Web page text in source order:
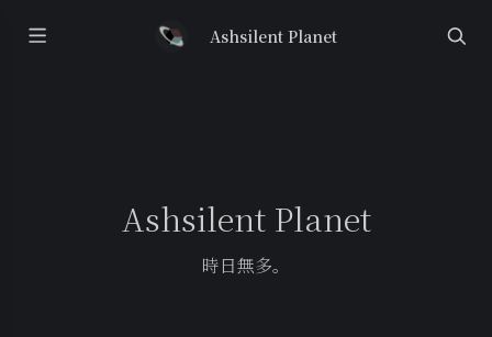
Ashsilent Planet
Ashsilent Planet
時日無多。